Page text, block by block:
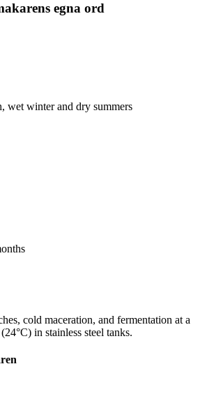
egna ord
wet winter and dry summers
cold maceration, and fermentation at a
in stainless steel tanks.